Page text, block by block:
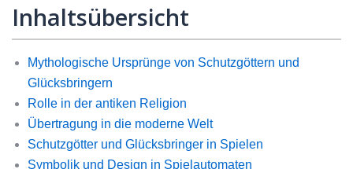
Inhaltsübersicht
Mythologische Ursprünge von Schutzgöttern und
Glücksbringern
Rolle in der antiken Religion
Übertragung in die moderne Welt
Schutzgötter und Glücksbringer in Spielen
Symbolik und Design in Spielautomaten